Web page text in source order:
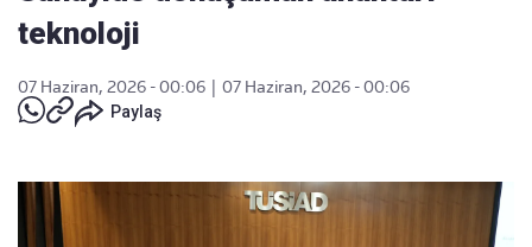
teknoloji
07 Haziran, 2026 - 00:06
07 Haziran, 2026 - 00:06
Paylaş